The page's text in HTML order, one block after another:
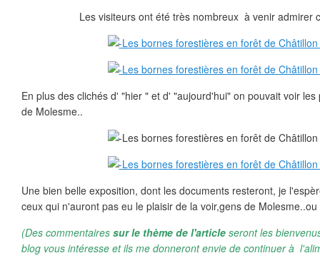
Les visiteurs ont été très nombreux à venir admirer
En plus des clichés d' "hier " et d' "aujourd'hui" on pouvait voir
de Molesme..
Une bien belle exposition, dont les documents resteront, je
ceux qui n'auront pas eu le plaisir de la voir,gens de
(Des commentaires sur le thème de l'article seront les
blog vous intéresse et ils me donneront envie de continuer à